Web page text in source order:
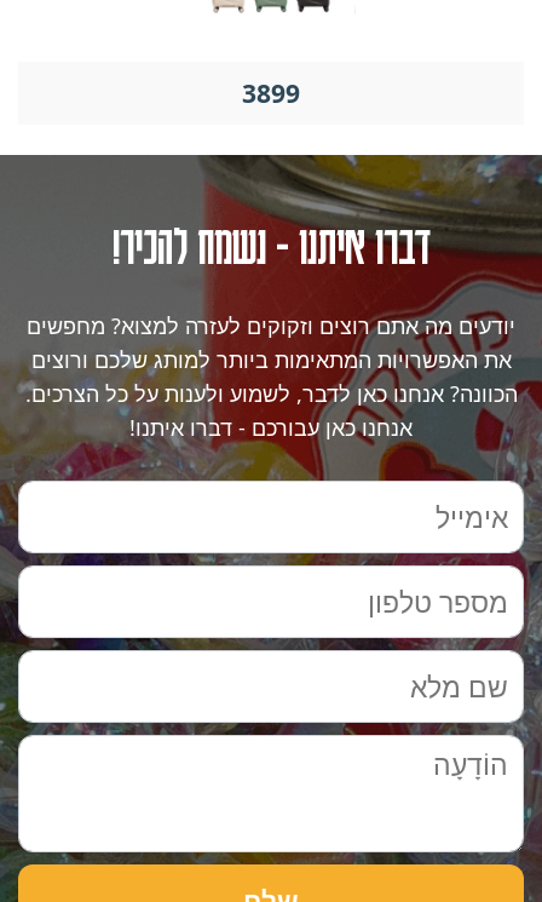
3899
דברו איתנו - נשמח להכיר!
יודעים מה אתם רוצים וזקוקים לעזרה למצוא? מחפשים
את האפשרויות המתאימות ביותר למותג שלכם ורוצים
הכוונה? אנחנו כאן לדבר, לשמוע ולענות על כל הצרכים.
אנחנו כאן עבורכם - דברו איתנו!